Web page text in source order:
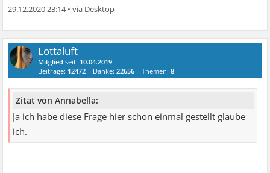
29.12.2020 23:14•
Lottaluft
Mitglied seit: 10.04.2019
Beiträge: 12472 Danke:22656 Themen:8
Zitat von Annabella:
Ja ich habe diese Frage hier schon einmal gestellt glaube
ich.